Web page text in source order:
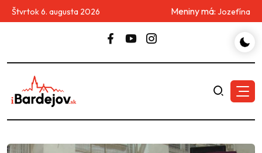
Štvrtok 6. augusta 2026 Meniny má: Jozefína